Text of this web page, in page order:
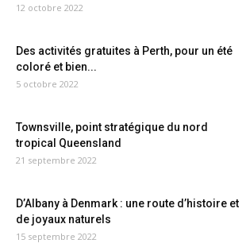
12 octobre 2022
Des activités gratuites à Perth, pour un été
coloré et bien...
5 octobre 2022
Townsville, point stratégique du nord
tropical Queensland
21 septembre 2022
D’Albany à Denmark : une route d’histoire et
de joyaux naturels
15 septembre 2022